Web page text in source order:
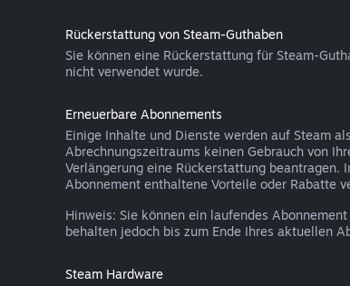
Rückerstattung von Steam-Guthaben
Sie können eine Rückerstattung für Steam-
nicht verwendet wurde.
Erneuerbare Abonnements
Einige Inhalte und Dienste werden auf Steam
Abrechnungszeitraums keinen Gebrauch von
Verlängerung eine Rückerstattung
Abonnement enthaltene Vorteile oder Rabatte
Hinweis: Sie können ein laufendes
behalten jedoch bis zum Ende Ihres aktuellen
Steam Hardware